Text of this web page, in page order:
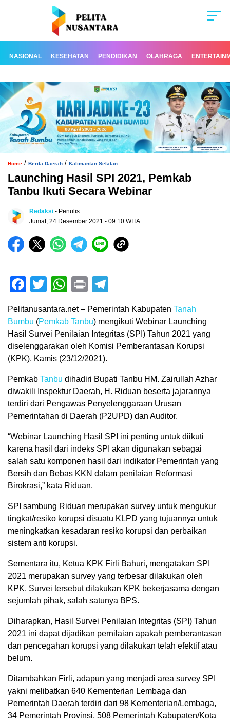
NASIONAL KESEHATAN PENDIDIKAN OLAHRAGA
Home / Berita Daerah / Kalimantan Selatan
Launching Hasil SPI 2021, Pemkab
Tanbu Ikuti Secara Webinar
Redaksi - Penulis
Jumat, 24 Desember 2021 - 09:10 WITA
Facebook
TwitterWhatsApp
Print
Pelitanusantara.net – Pemerintah Kabupaten Tanah
Bumbu (Pemkab Tanbu) mengikuti Webinar Launching
Hasil Survei Penilaian Integritas (SPI) Tahun 2021 yang
diselenggarakan oleh Komisi Pemberantasan Korupsi
(KPK), Kamis (23/12/2021).
Pemkab Tanbu dihadiri Bupati Tanbu HM. Zairullah Azhar
diwakili Inspektur Daerah, H. Riduan beserta jajarannya
terdiri dari Pengawas Penyelenggaraan Urusan
Pemerintahan di Daerah (P2UPD) dan Auditor.
“Webinar Launching Hasil SPI ini penting untuk diikuti
karena hasil dari indeks SPI akan digunakan sebagai
salah satu komponen hasil dari indikator Pemerintah yang
Bersih dan Bebas KKN dalam penilaian Reformasi
Birokrasi,” kata Riduan.
SPI sambung Riduan merupakan survey untuk mengukur
tingkat/resiko korupsi disuatu KLPD yang tujuannya untuk
meningkatkan kesadaran resiko korupsi dan perbaikan
sistem anti korupsi.
Sementara itu, Ketua KPK Firli Bahuri, mengatakan SPI
2021 merupakan survey yang terbesar dilakukan oleh
KPK. Survei tersebut dilakukan KPK bekerjasama dengan
sejumlah pihak, salah satunya BPS.
Diharapkan, Hasil Survei Penilaian Integritas (SPI) Tahun
2021 ini dapat dijadikan pernilaian apakah pemberantasan
dan pencegahan korupsi yang dilakukan telah efektif atau
belum.
Ditambahkan Firli, adapun yang menjadi area survey SPI
yakni melibatkan 640 Kementerian Lembaga dan
Pemerintah Daerah terdiri dari 98 Kementerian/Lembaga,
34 Pemerintah Provinsi, 508 Pemerintah Kabupaten/Kota